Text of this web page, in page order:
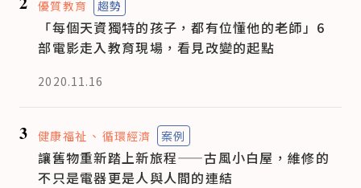
優質教育 趨勢
「每個天資獨特的孩子，都有位懂他的老師」6
部電影走入教育現場，看見改變的起點
2020.11.16
3 健康福祉 循環經濟 案例
讓舊物重新踏上新旅程——古風小白屋，維修的
不只是電器更是人與人間的連結